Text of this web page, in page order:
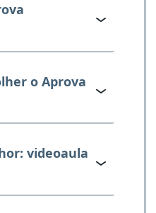
o Aprova
videoaula